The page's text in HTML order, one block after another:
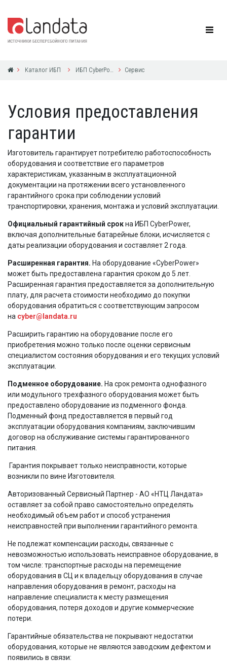
Каталог ИБП ИБП CyberPower Сервис
Условия предоставления
гарантии
Изготовитель гарантирует потребителю работоспособность
оборудования и соответствие его параметров
характеристикам, указанным в эксплуатационной
документации на протяжении всего установленного
гарантийного срока при соблюдении условий
транспортировки, хранения, монтажа и условий эксплуатации.
Официальный гарантийный срокна ИБП CyberPower,
включая дополнительные батарейные блоки, исчисляется с
даты реализации оборудования и составляет 2 года.
Расширенная гарантия. На оборудование «CyberPower»
может быть предоставлена гарантия сроком до 5 лет.
Расширенная гарантия предоставляется за дополнительную
плату, для расчета стоимости необходимо до покупки
оборудования обратиться с соответствующим запросом
на cyber@landata.ru
Расширить гарантию на оборудование после его
приобретения можно только после оценки сервисным
специалистом состояния оборудования и его текущих условий
эксплуатации.
Подменное оборудование. На срок ремонта однофазного
или модульного трехфазного оборудования может быть
предоставлено оборудование из подменного фонда.
Подменный фонд предоставляется в первый год
эксплуатации оборудования компаниям, заключившим
договор на обслуживание системы гарантированного
питания.
Гарантия покрывает только неисправности, которые
возникли по вине Изготовителя.
Авторизованный Сервисный Партнер - АО «НТЦ Ландата»
оставляет за собой право самостоятельно определять
необходимый объем работ и способ устранения
неисправностей при выполнении гарантийного ремонта.
Не подлежат компенсации расходы, связанные с
невозможностью использовать неисправное оборудование, в
том числе: транспортные расходы на перемещение
оборудования в СЦ и к владельцу оборудования в случае
направления оборудования в ремонт, расходы на
направление специалиста к месту размещения
оборудования, потеря доходов и другие коммерческие
потери.
Гарантийные обязательства не покрывают недостатки
оборудования, которые не являются заводским дефектом и
появились в связи: